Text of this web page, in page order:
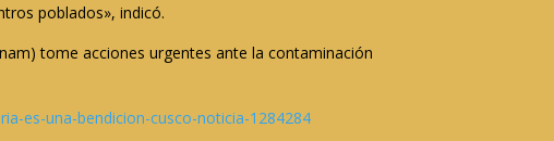
poblados», indicó.
tome acciones urgentes ante la contaminación
es-una-bendicion-cusco-noticia-1284284